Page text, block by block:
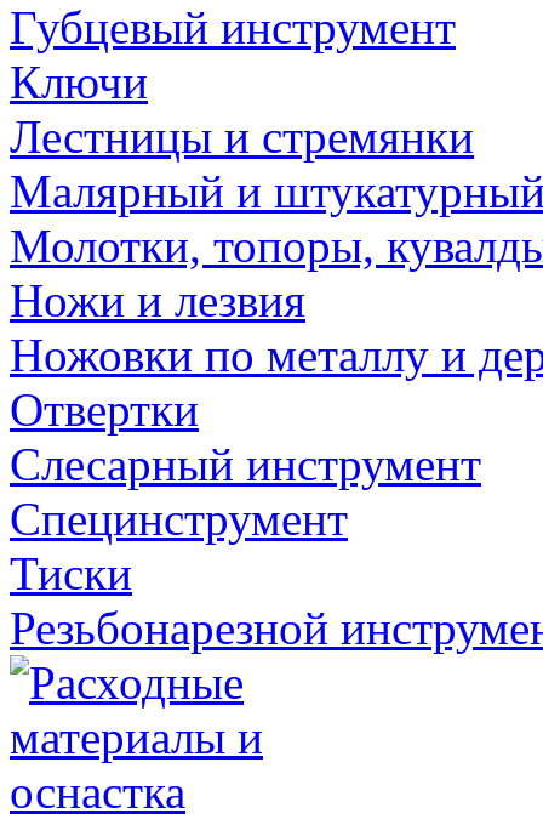
Губцевый инструмент
Ключи
Лестницы и стремянки
Малярный и
Молотки, топоры,
Ножи и лезвия
Ножовки по металлу и
Отвертки
Слесарный инструмент
Специнструмент
Тиски
Резьбонарезной